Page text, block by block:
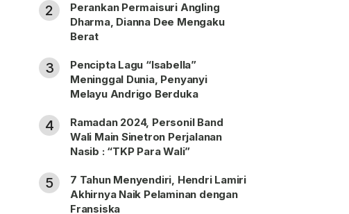
2
Perankan Permaisuri Angling
Dharma, Dianna Dee Mengaku
Berat
3
Pencipta Lagu “Isabella”
Meninggal Dunia, Penyanyi
Melayu Andrigo Berduka
4
Ramadan 2024, Personil Band
Wali Main Sinetron Perjalanan
Nasib : “TKP Para Wali”
5
7 Tahun Menyendiri, Hendri Lamiri
Akhirnya Naik Pelaminan dengan
Fransiska